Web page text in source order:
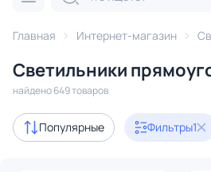
Главная Интернет-магазин
Светильники
найдено 649 товаров
Популярные Фильтры1
Категория:
Люстры Подвесные
Акции 80